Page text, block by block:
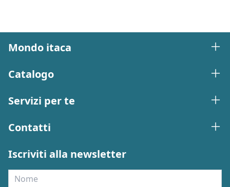
Mondo itaca
Catalogo
Servizi per te
Contatti
Iscriviti alla newsletter
Nome